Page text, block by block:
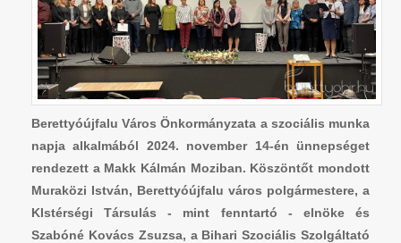
Berettyóújfalu Város Önkormányzata a szociális munka
napja alkalmából 2024. november 14-én ünnepséget
rendezett a Makk Kálmán Moziban. Köszöntőt mondott
Muraközi István, Berettyóújfalu város polgármestere, a
KIstérségi Társulás - mint fenntartó - elnöke és
Szabóné Kovács Zsuzsa, a Bihari Szociális Szolgáltató